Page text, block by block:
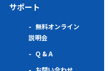
サポート
無料オンライン
説明会
Q & A